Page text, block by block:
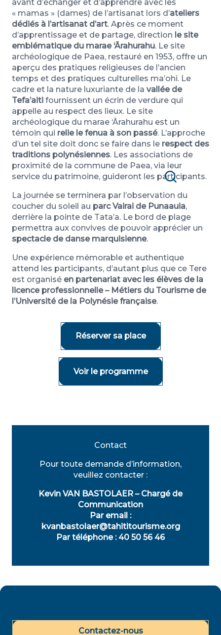
Recherche
avant d’échanger et d’apprendre avec les
« mamas » (dames) de l’artisanat lors d’ateliers
dédiés à l’artisanat d’art. Après ce moment
d’apprentissage et de partage, direction le site
emblématique du marae ‘Ārahurahu. Le site
archéologique de Paea, restauré en 1953, offre un
aperçu des pratiques religieuses de l’ancien
temps et des pratiques culturelles ma’ohi. Le
cadre et la nature luxuriante de la vallée de
Tefa’aiti fournissent un écrin de verdure qui
appelle au respect des lieux. Le site
archéologique du marae ‘Ārahurahu est un
témoin qui relie le fenua à son passé. L’approche
d’un tel site doit donc se faire dans le respect des
traditions polynésiennes. Les associations de
proximité de la commune de Paea, via leur
service du patrimoine, guideront les participants.
La journée se terminera par l’observation du
coucher du soleil au parc Vairai de Punaauia,
derrière la pointe de Tata’a. Le bord de plage
permettra aux convives de pouvoir apprécier un
spectacle de danse marquisienne.
Une expérience mémorable et authentique
attend les participants, d’autant plus que ce Tere
est organisé en partenariat avec les élèves de la
licence professionnelle – Métiers du Tourisme de
l’Université de la Polynésie française.
Réserver sa place
Voir le programme
Contact
Pour toute demande d’information,
veuillez contacter :
Kevin VAN BASTOLAER – Chargé de
Communication
Par email :
kvanbastolaer@tahititourisme.org
Par téléphone : 40 50 56 46
Contactez-nous